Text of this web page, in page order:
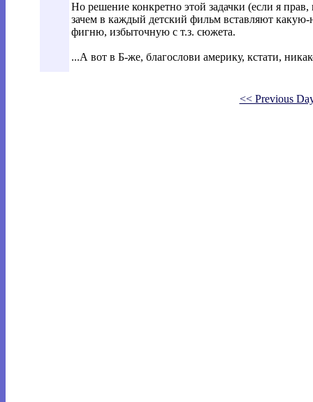
Но решение конкретно этой задачки (если я
зачем в каждый детский фильм вставляют
фигню, избыточную с т.з. сюжета.
...А вот в Б-же, благослови америку, кстати,
<< Previous